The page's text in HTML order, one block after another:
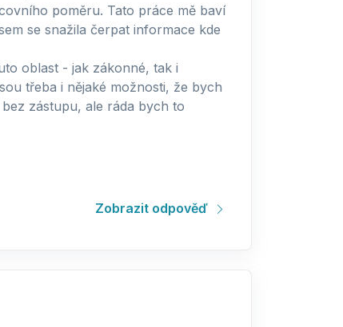
poměru. Tato práce mě baví
se snažila čerpat informace kde
oblast - jak zákonné, tak i
třeba i nějaké možnosti, že bych
zástupu, ale ráda bych to
Zobrazit odpověď